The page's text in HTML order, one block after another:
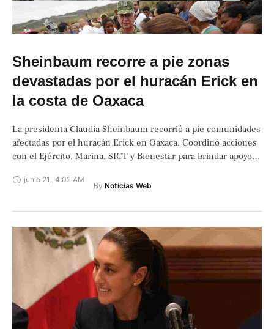
Sheinbaum recorre a pie zonas
devastadas por el huracán Erick en
la costa de Oaxaca
La presidenta Claudia Sheinbaum recorrió a pie comunidades
afectadas por el huracán Erick en Oaxaca. Coordinó acciones
con el Ejército, Marina, SICT y Bienestar para brindar apoyos
junio 21 , 4:02 AM
By Noticias Web